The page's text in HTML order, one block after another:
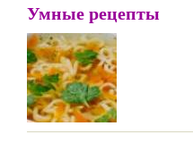
Умные рецепты